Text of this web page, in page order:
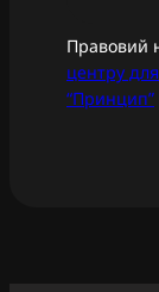
Правовий
центру
“Принцип”